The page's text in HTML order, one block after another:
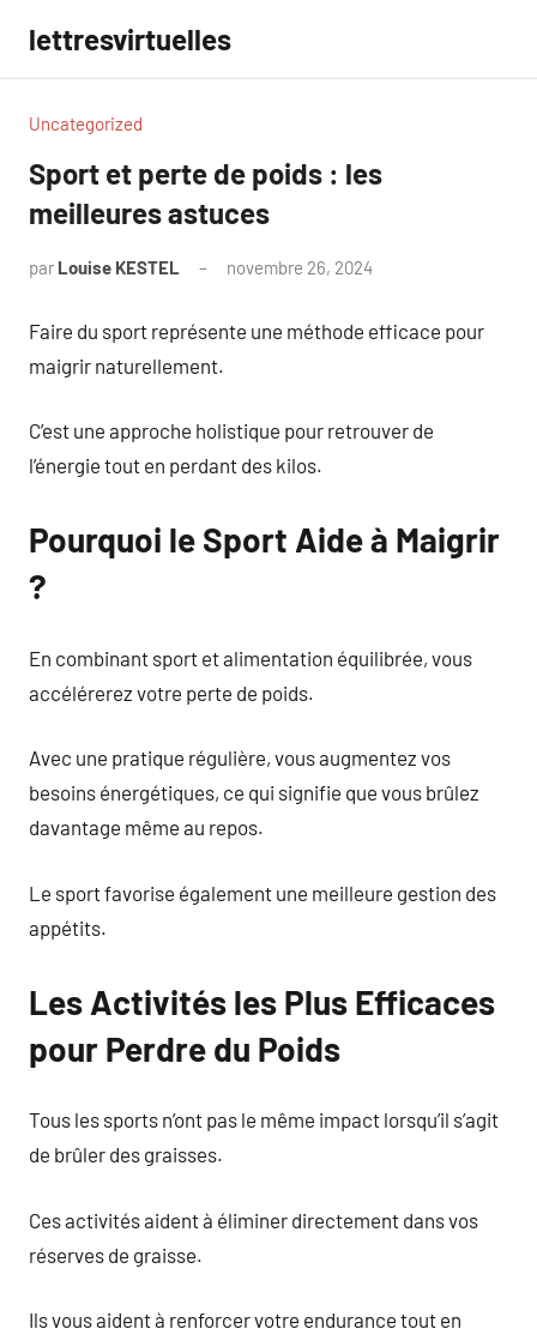
contenu
lettresvirtuelles
Uncategorized
Sport et perte de poids : les
meilleures astuces
par Louise KESTEL novembre 26, 2024
Faire du sport représente une méthode efficace pour
maigrir naturellement.
C’est une approche holistique pour retrouver de
l’énergie tout en perdant des kilos.
Pourquoi le Sport Aide à Maigrir
?
En combinant sport et alimentation équilibrée, vous
accélérerez votre perte de poids.
Avec une pratique régulière, vous augmentez vos
besoins énergétiques, ce qui signifie que vous brûlez
davantage même au repos.
Le sport favorise également une meilleure gestion des
appétits.
Les Activités les Plus Efficaces
pour Perdre du Poids
Tous les sports n’ont pas le même impact lorsqu’il s’agit
de brûler des graisses.
Ces activités aident à éliminer directement dans vos
réserves de graisse.
Ils vous aident à renforcer votre endurance tout en